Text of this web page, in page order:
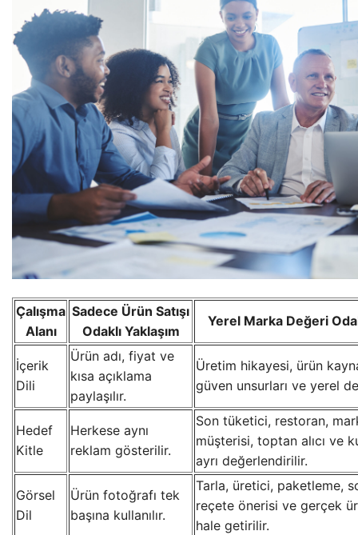
Çalışma
Alanı
Sadece Ürün Satışı
Odaklı Yaklaşım
Yerel Marka Değeri
İçerik
Dili
Ürün adı, fiyat ve
kısa açıklama
paylaşılır.
Üretim hikayesi, ürün
güven unsurları ve yerel
Hedef
Kitle
Herkese aynı
reklam gösterilir.
Son tüketici, restoran,
müşterisi, toptan alıcı ve
ayrı değerlendirilir.
Görsel
Dil
Ürün fotoğrafı tek
başına kullanılır.
Tarla, üretici, paketleme,
reçete önerisi ve gerçek
hale getirilir.